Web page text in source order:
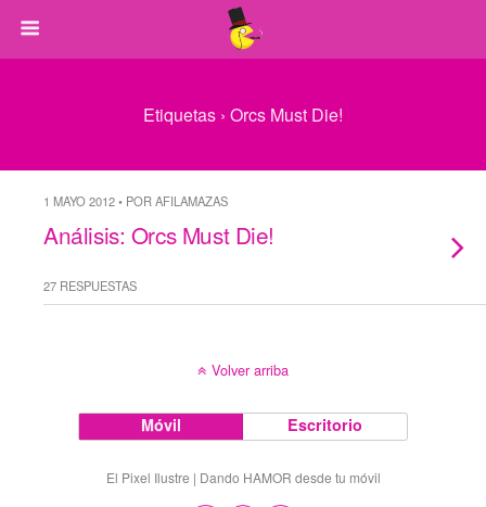
Etiquetas › Orcs Must Die!
1 MAYO 2012 • POR AFILAMAZAS
Análisis: Orcs Must Die!
27 RESPUESTAS
Volver arriba
Móvil Escritorio
El Pixel Ilustre | Dando HAMOR desde tu móvil